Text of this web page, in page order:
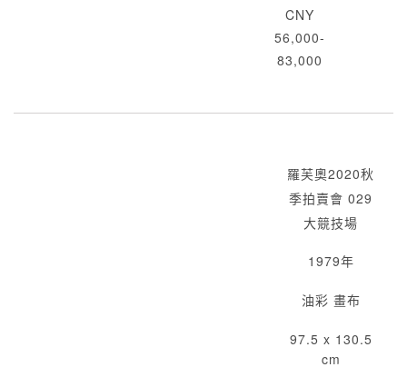
CNY
56,000-
83,000
羅芙奧2020秋
季拍賣會 029
大競技場
1979年
油彩 畫布
97.5 x 130.5
cm